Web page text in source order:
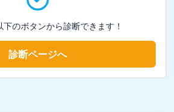
下のボタンから診断できます！
診断ページへ